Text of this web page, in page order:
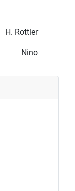
H. Rottler
Nino